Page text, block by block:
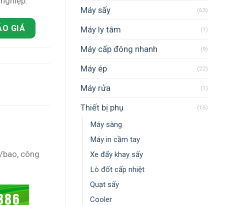
Máy sấy (63)
Máy ly tâm (1)
Máy cấp đông nhanh (9)
Máy ép (22)
Máy rửa (1)
Thiết bị phụ (15)
Máy sàng
Máy in cầm tay
Xe đẩy khay sấy
Lò đốt cấp nhiệt
Quạt sấy
Cooler
GIÁ
bao, công